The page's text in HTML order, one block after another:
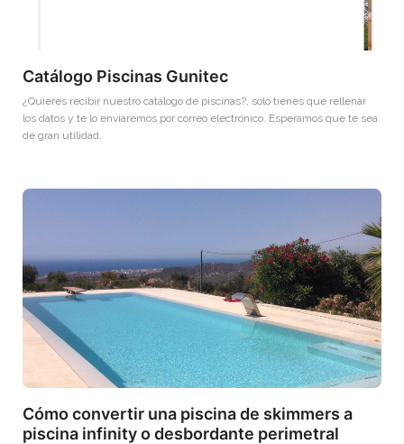
Catálogo Piscinas Gunitec
¿Quieres recibir nuestro catálogo de piscinas?, solo tienes que rellenar
los datos y te lo enviaremos por correo electrónico. Esperamos que te sea
de gran utilidad.
Cómo convertir una piscina de skimmers a
piscina infinity o desbordante perimetral